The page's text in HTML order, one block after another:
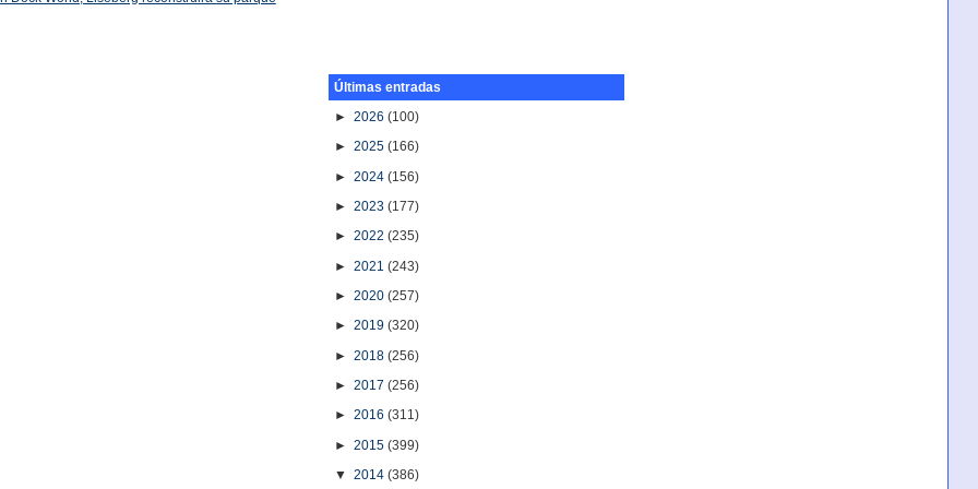
Últimas entradas
►2026(100)
►2025(166)
►2024(156)
►2023(177)
►2022(235)
►2021(243)
►2020(257)
►2019(320)
►2018(256)
►2017(256)
►2016(311)
►2015(399)
▼2014(386)